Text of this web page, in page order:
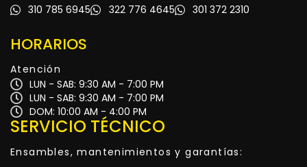
310 785 6945
322 776 4645 301 372 2310
HORARIOS
Atención
LUN - SAB: 9:30 AM - 7:00 PM
LUN - SAB: 9:30 AM - 7:00 PM
DOM: 10:00 AM - 4:00 PM
SERVICIO TÉCNICO
Ensambles, mantenimientos y garantías: